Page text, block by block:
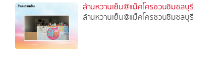
ล้านหวานเย็น@แม็คโครชวนชิมชลบุรี
ล้านหวานเย็น@แม็คโครชวนชิมชลบุรี